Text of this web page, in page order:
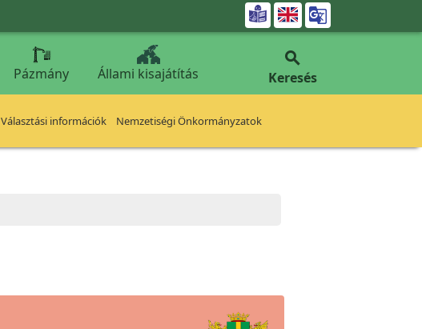

Pázmány Állami kisajátítás

Keresés
Választási információk Nemzetiségi Önkormányzatok